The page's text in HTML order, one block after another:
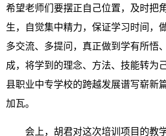
希望老师们要摆正自己位置，及时把
生，自觉集中精力，保证学习时间，
多交流、多提问，真正做到学有所悟
成，将学到的理念、方法、技能转为
县职业中专学校的跨越发展谱写崭新
加瓦。
会上， 胡君对这次培训项目的教